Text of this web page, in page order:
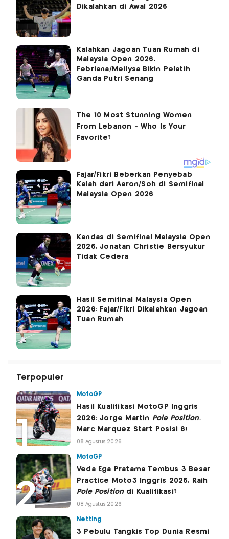
Dikalahkan di Awal 2026
Kalahkan Jagoan Tuan Rumah di
Malaysia Open 2026,
Febriana/Meilysa Bikin Pelatih
Ganda Putri Senang
Fajar/Fikri Beberkan Penyebab
Kalah dari Aaron/Soh di Semifinal
Malaysia Open 2026
Kandas di Semifinal Malaysia Open
2026, Jonatan Christie Bersyukur
Tidak Cedera
Hasil Semifinal Malaysia Open
2026: Fajar/Fikri Dikalahkan Jagoan
Tuan Rumah
Terpopuler
MotoGP
Hasil Kualifikasi MotoGP Inggris
2026: Jorge Martin Pole Position,
Marc Marquez Start Posisi 6!
08 Agustus 2026
MotoGP
Veda Ega Pratama Tembus 3 Besar
Practice Moto3 Inggris 2026, Raih
Pole Positiondi Kualifikasi?
08 Agustus 2026
Netting
3 Pebulu Tangkis Top Dunia Resmi